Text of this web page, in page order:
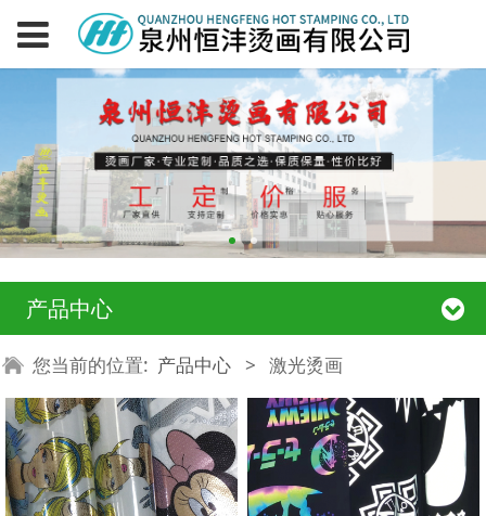
产品中心
您当前的位置: 产品中心 > 激光烫画